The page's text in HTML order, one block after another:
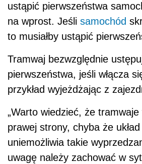
ustąpić pierwszeństwa
na wprost. Jeśli samochód
to musiałby ustąpić
Tramwaj bezwzględnie
pierwszeństwa, jeśli włącza
przykład wyjeżdżając z
„Warto wiedzieć, że
prawej strony, chyba że
uniemożliwia takie
uwagę należy zachować w